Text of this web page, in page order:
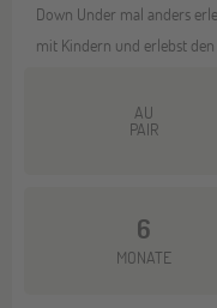
Down Under mal anders
mit Kindern und erlebst
AU
PAIR
6
MONATE